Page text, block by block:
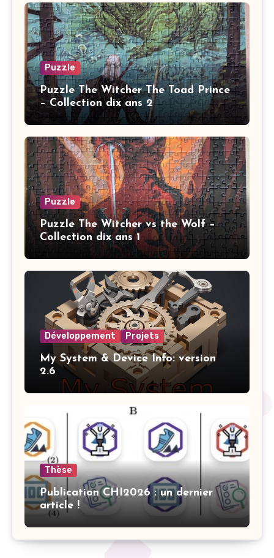
Puzzle
Puzzle The Witcher The Toad Prince
– Collection dix ans 2
Puzzle
Puzzle The Witcher vs the Wolf –
Collection dix ans 1
Développement Projets
My System & Device Info: version
2.6
Thèse
Publication CHI2026 : un dernier
article !